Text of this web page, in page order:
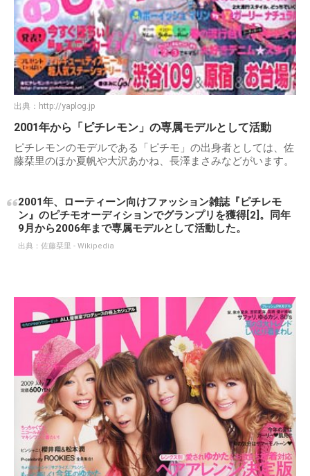
出典： http://yaplog.jp
2001年から「ピチレモン」の専属モデルとして活動
ピチレモンのモデルである「ピチモ」の出身者としては、佐
藤栞里のほか夏帆や大沢あかね、長澤まさみなどがいます。
2001年、ローティーン向けファッション雑誌『ピチレモ
ン』のピチモオーディションでグランプリを獲得[2]。同年
9月から2006年まで専属モデルとして活動した。
出典： 佐藤栞里 - Wikipedia